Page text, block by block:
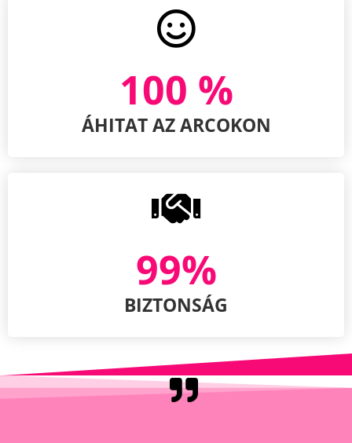
ÁHITAT AZ ARCOKON
100 %
BIZTONSÁG
99%